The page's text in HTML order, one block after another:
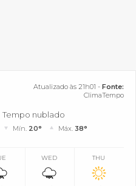
Atualizado às 21h01 - Fonte:
ClimaTempo
Tempo nublado
Mín. 20° Máx. 38°
WED THU